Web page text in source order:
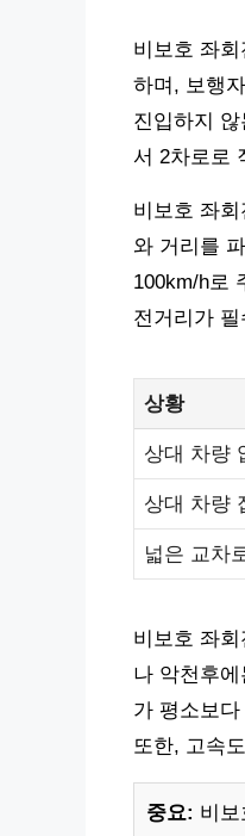
비보호 좌
하며, 보행
진입하지
서 2차로로
비보호 좌
와 거리를
100km/h로
전거리가
상황
상대 차량
상대 차량
넓은 교차
비보호 좌
나 악천후
가 평소보
또한, 고속
중요: 비